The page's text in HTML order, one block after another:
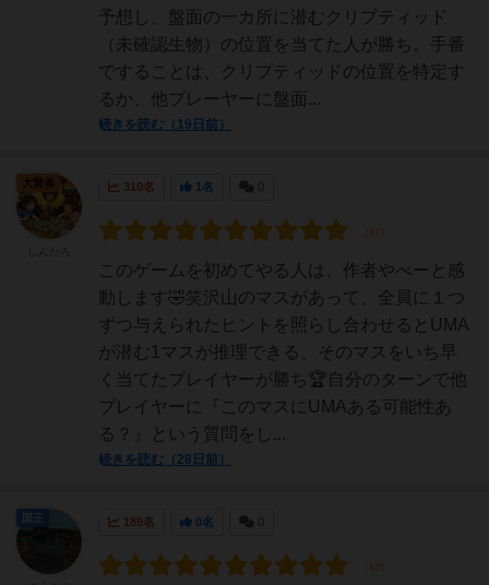
予想し、盤面の一カ所に潜むクリプティッド
（未確認生物）の位置を当てた人が勝ち。手番
ですることは、クリプティッドの位置を特定す
るか、他プレーヤーに盤面...
続きを読む（19日前）
310名 1名
このゲームを初めてやる人は、作者やべーと感
動します🤣笑沢山のマスがあって、全員に１つ
ずつ与えられたヒントを照らし合わせるとUMA
が潜む1マスが推理できる、そのマスをいち早
く当てたプレイヤーが勝ち🏆自分のターンで他
プレイヤーに『このマスにUMAある可能性あ
る？』という質問をし...
続きを読む（28日前）
大賢者
189名 0名
国王